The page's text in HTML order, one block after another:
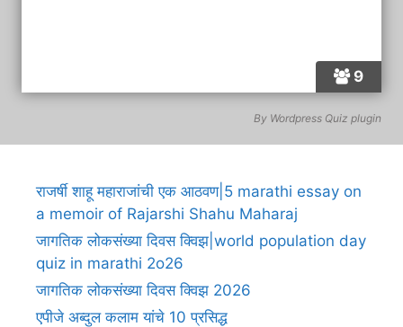
9
By Wordpress Quiz plugin
राजर्षी शाहू महाराजांची एक आठवण|5 marathi essay on
a memoir of Rajarshi Shahu Maharaj
जागतिक लोकसंख्या दिवस क्विझ|world population day
quiz in marathi 2o26
जागतिक लोकसंख्या दिवस क्विझ 2026
एपीजे अब्दुल कलाम यांचे 10 प्रसिद्ध